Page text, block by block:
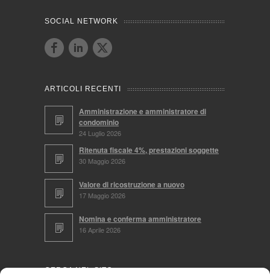
SOCIAL NETWORK
ARTICOLI RECENTI
Amministrazione e amministratore di
condominio
24 Luglio 2026
Ritenuta fiscale 4%, prestazioni soggette
30 Maggio 2026
Valore di ricostruzione a nuovo
17 Maggio 2026
Nomina e conferma amministratore
16 Aprile 2026
CERCA NEL SITO